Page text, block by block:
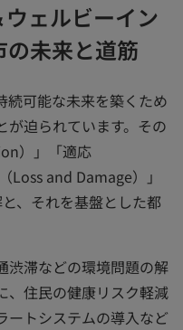
ェルビーイン
未来と道筋
続可能な未来を築くため
が迫られています。その
）」「適応
Loss and Damage）」
、それを基盤とした都
渋滞などの環境問題の解
、住民の健康リスク軽減
ートシステムの導入など